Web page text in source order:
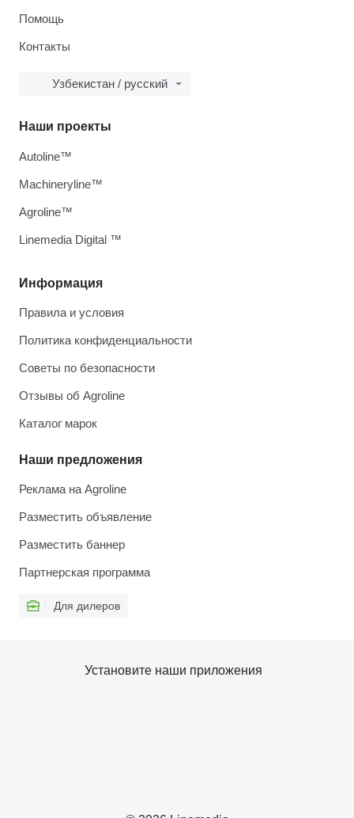
Помощь
Контакты
Узбекистан / русский
Информация
Правила и условия
Политика конфиденциальности
Советы по безопасности
Отзывы об Agroline
Каталог марок
Наши предложения
Реклама на Agroline
Разместить объявление
Разместить баннер
Партнерская программа
Для дилеров
Наши проекты
Autoline™
Machineryline™
Agroline™
Linemedia Digital ™
Установите наши приложения